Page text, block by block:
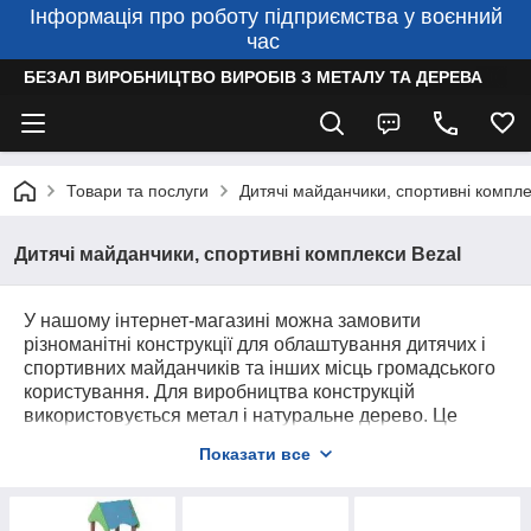
Інформація про роботу підприємства у воєнний
час
БЕЗАЛ ВИРОБНИЦТВО ВИРОБІВ З МЕТАЛУ ТА ДЕРЕВА
Товари та послуги Дитячі майданчики, спортивні
Дитячі майданчики, спортивні комплекси Bezal
У нашому інтернет-магазині можна замовити
різноманітні конструкції для облаштування дитячих і
спортивних майданчиків та інших місць громадського
користування. Для виробництва конструкцій
використовується метал і натуральне дерево. Це
пісочниці різноманітної форми, декоративні паркани
для огородження ігрової зони, вуличні сміттєві урни,
Показати все